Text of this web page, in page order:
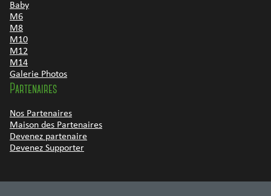
Baby
M6
M8
M10
M12
M14
Galerie Photos
Partenaires
Nos Partenaires
Maison des Partenaires
Devenez partenaire
Devenez Supporter